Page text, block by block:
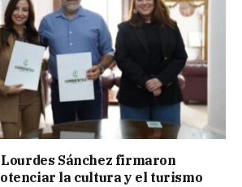
Sánchez firmaron
la cultura y el turismo